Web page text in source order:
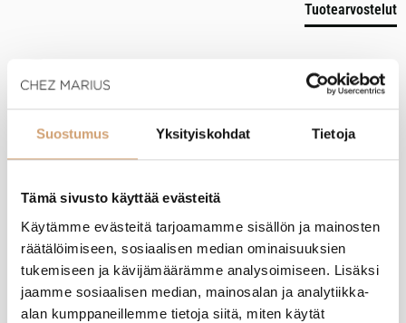
Suostumus Yksityiskohdat Tietoja
Tämä sivusto käyttää evästeitä
Käytämme evästeitä tarjoamamme sisällön ja mainosten
räätälöimiseen, sosiaalisen median ominaisuuksien
tukemiseen ja kävijämäärämme analysoimiseen. Lisäksi
jaamme sosiaalisen median, mainosalan ja analytiikka-
alan kumppaneillemme tietoja siitä, miten käytät
Tuotearvostelut
A
Varmistettu ostaja
Anonyymi
Paderno teräskansi 24cm
Arvostelija ei jättänyt kommenttia
Oliko tämä arvostelu hyödyllinen? Kyllä Ilmoita 2 kuukautta sitten